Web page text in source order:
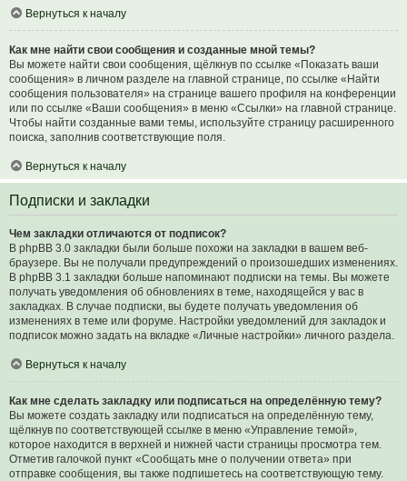
Вернуться к началу
Как мне найти свои сообщения и созданные мной темы?
Вы можете найти свои сообщения, щёлкнув по ссылке «Показать ваши
сообщения» в личном разделе на главной странице, по ссылке «Найти
сообщения пользователя» на странице вашего профиля на конференции
или по ссылке «Ваши сообщения» в меню «Ссылки» на главной странице.
Чтобы найти созданные вами темы, используйте страницу расширенного
поиска, заполнив соответствующие поля.
Вернуться к началу
Подписки и закладки
Чем закладки отличаются от подписок?
В phpBB 3.0 закладки были больше похожи на закладки в вашем веб-
браузере. Вы не получали предупреждений о произошедших изменениях.
В phpBB 3.1 закладки больше напоминают подписки на темы. Вы можете
получать уведомления об обновлениях в теме, находящейся у вас в
закладках. В случае подписки, вы будете получать уведомления об
изменениях в теме или форуме. Настройки уведомлений для закладок и
подписок можно задать на вкладке «Личные настройки» личного раздела.
Вернуться к началу
Как мне сделать закладку или подписаться на определённую тему?
Вы можете создать закладку или подписаться на определённую тему,
щёлкнув по соответствующей ссылке в меню «Управление темой»,
которое находится в верхней и нижней части страницы просмотра тем.
Отметив галочкой пункт «Сообщать мне о получении ответа» при
отправке сообщения, вы также подпишетесь на соответствующую тему.